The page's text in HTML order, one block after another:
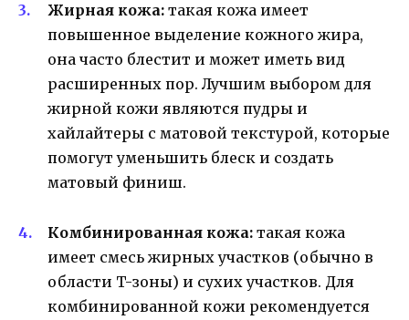
Жирная кожа: такая кожа имеет
повышенное выделение кожного жира,
она часто блестит и может иметь вид
расширенных пор. Лучшим выбором для
жирной кожи являются пудры и
хайлайтеры с матовой текстурой, которые
помогут уменьшить блеск и создать
матовый финиш.
Комбинированная кожа: такая кожа
имеет смесь жирных участков (обычно в
области T-зоны) и сухих участков. Для
комбинированной кожи рекомендуется